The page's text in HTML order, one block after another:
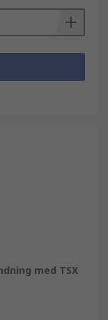
med TSX